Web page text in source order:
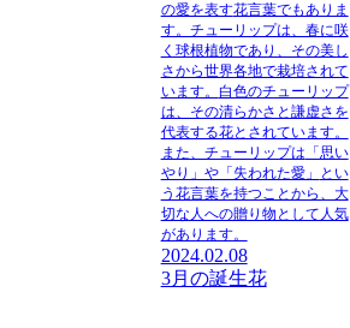
の愛を表す花言葉でもありま
す。チューリップは、春に咲
く球根植物であり、その美し
さから世界各地で栽培されて
います。 白色のチューリップ
は、その清らかさと謙虚さを
代表する花とされています。
また、チューリップは 「思い
やり」や「失われた愛」
とい
う花言葉を持つことから、大
切な人への贈り物として人気
があります。
2024.02.08
3月の誕生花